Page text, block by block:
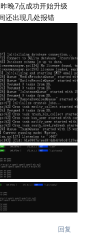
晚7点成功开始升级
还出现几处报错
回复